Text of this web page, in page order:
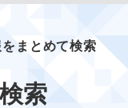
まとめて検索
索